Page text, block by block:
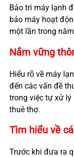
Bảo trì máy lạnh
bảo máy hoạt
một lần trong
Nắm vững
Hiểu rõ về máy
đến các vấn đề
trong việc tự xử lý
thuê thợ.
Tìm hiểu về
Trước khi đưa ra